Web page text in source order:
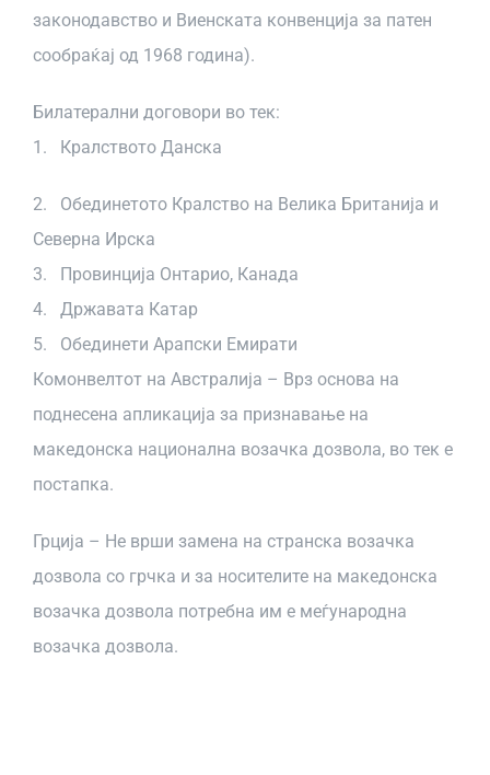
законодавство и Виенската конвенција за патен
сообраќај од 1968 година).
Билатерални договори во тек:
1. Кралството Данска
2. Обединетото Кралство на Велика Британија и
Северна Ирска
3. Провинција Онтарио, Канада
4. Државата Катар
5. Обединети Арапски Емирати
Комонвелтот на Австралија – Врз основа на
поднесена апликација за признавање на
македонска национална возачка дозвола, во тек е
постапка.
Грција – Не врши замена на странска возачка
дозвола со грчка и за носителите на македонска
возачка дозвола потребна им е меѓународна
возачка дозвола.